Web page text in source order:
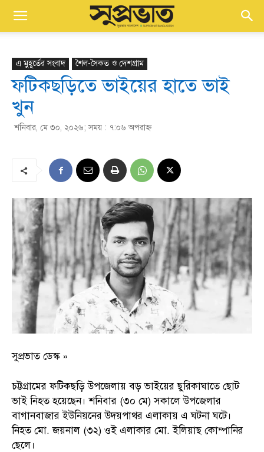
এ মুহূর্তের সংবাদ শৈল-সৈকত ও দেশগ্রাম
ফটিকছড়িতে ভাইয়ের হাতে ভাই
খুন
শনিবার, মে ৩০, ২০২৬; সময় : ৭:০৬ অপরাহ্ণ
সুপ্রভাত ডেস্ক »
চট্টগ্রামের ফটিকছড়ি উপজেলায় বড় ভাইয়ের ছুরিকাঘাতে ছোট
ভাই নিহত হয়েছেন। শনিবার (৩০ মে) সকালে উপজেলার
বাগানবাজার ইউনিয়নের উদয়পাথর এলাকায় এ ঘটনা ঘটে।
নিহত মো. জয়নাল (৩২) ওই এলাকার মো. ইলিয়াছ কোম্পানির
ছেলে।